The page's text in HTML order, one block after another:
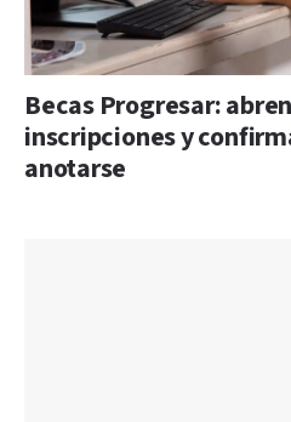
Becas Progresar:
inscripciones y
anotarse